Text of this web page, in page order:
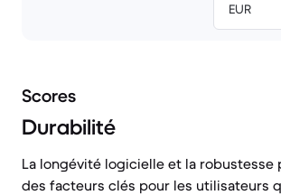
EUR
Scores
Durabilité
La longévité logicielle et la robustesse
des facteurs clés pour les utilisateurs